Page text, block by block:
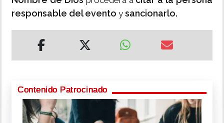
responsable del evento y sancionarlo.
Contenido Patrocinado